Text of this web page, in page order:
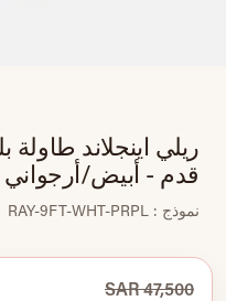
قدم - أبيض/أرجواني
نموذج : RAY-9FT-WHT-PRPL
SAR 47,500